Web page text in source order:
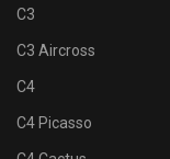
C3
C3 Aircross
C4
C4 Picasso